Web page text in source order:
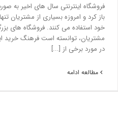
فروشگاه اینترنتی سال های اخیر به
باز کرد و امروزه بسیاری از مشتریان تنها
خود استفاده می کنند. فروشگاه های
مشتریان، توانسته است فرهنگ خرید
در مورد برخی از [...]
مطالعه ادامه